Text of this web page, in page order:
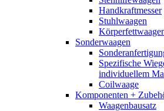
Handkraftmesser
Stuhlwaagen
Sonderwaagen
Spezifische
individuellem
Coilwaage
Komponenten +
Waagenbausatz